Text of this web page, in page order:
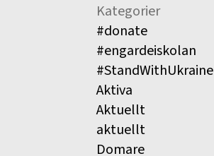
Kategorier
#donate
#engardeiskolan
#StandWithUkraine
Aktiva
Aktuellt
aktuellt
Domare